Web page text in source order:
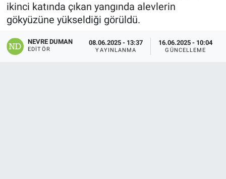
ikinci katında çıkan yangında alevlerin
gökyüzüne yükseldiği görüldü.
NEVRE DUMAN
EDITÖR
08.06.2025 - 13:37
YAYINLANMA
16.06.2025 - 10:04
GÜNCELLEME